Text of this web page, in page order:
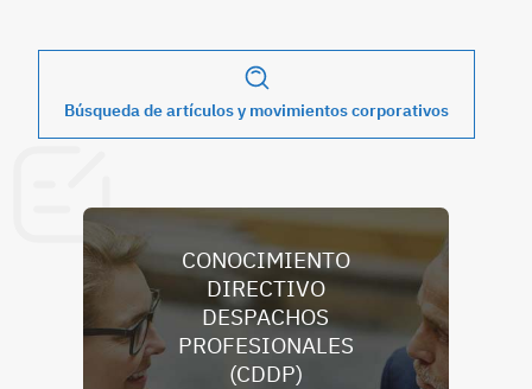
Búsqueda de artículos y movimientos corporativos
CONOCIMIENTO
DIRECTIVO
DESPACHOS
PROFESIONALES
(CDDP)